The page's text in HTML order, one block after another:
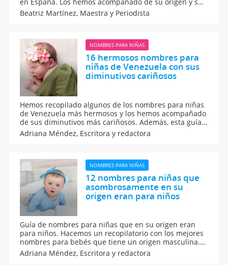
significado para que decidir cómo quieres llamar a tu
hija sea más sencillo. Guía de nombres para bebés
Beatriz Martínez, Maestra y Periodista
NOMBRES PARA NIÑAS
16 hermosos nombres para
niñas de Venezuela con sus
diminutivos cariñosos
Hemos recopilado algunos de los nombres para niñas
de Venezuela más hermosos y los hemos acompañado
de sus diminutivos más cariñosos. Además, esta guía
de nombres incluye el origen y significado de cada
nombres con el que puedes llamar a tu pequeña hija.
Adriana Méndez, Escritora y redactora
NOMBRES PARA NIÑAS
12 nombres para niñas que
asombrosamente en su
origen eran para niños
Guía de nombres para niñas que en su origen eran
para niños. Hacemos un recopilatorio con los mejores
nombres para bebés que tiene un origen masculina.
Son ideas que te van a sorprender pero que son
ideales para tu hija. Además, recogemos el significado
Adriana Méndez, Escritora y redactora